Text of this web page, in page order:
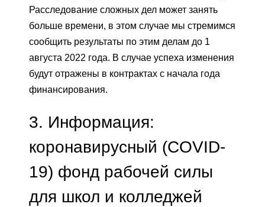
Расследование сложных дел может занять
больше времени, в этом случае мы стремимся
сообщить результаты по этим делам до 1
августа 2022 года. В случае успеха изменения
будут отражены в контрактах с начала года
финансирования.
3. Информация:
коронавирусный (COVID-
19) фонд рабочей силы
для школ и колледжей